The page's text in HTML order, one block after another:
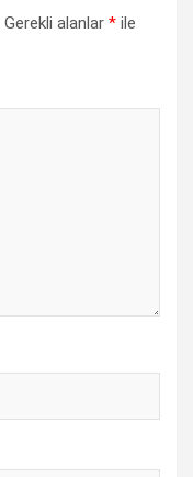
Gerekli alanlar * ile